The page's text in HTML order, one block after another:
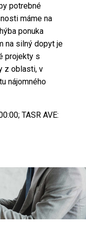
potrebné
máme na
ponuka
na silný dopyt je
projekty s
z oblasti, v
nájomného
TASR AVE: